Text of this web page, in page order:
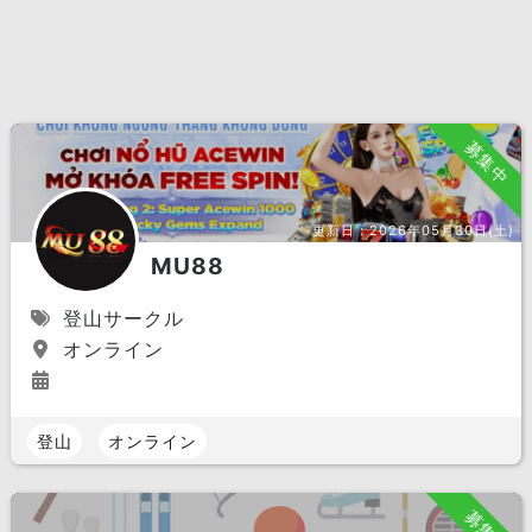
募集中
更新日：2026年05月30日(土)
MU88
登山サークル
オンライン
登山 オンライン